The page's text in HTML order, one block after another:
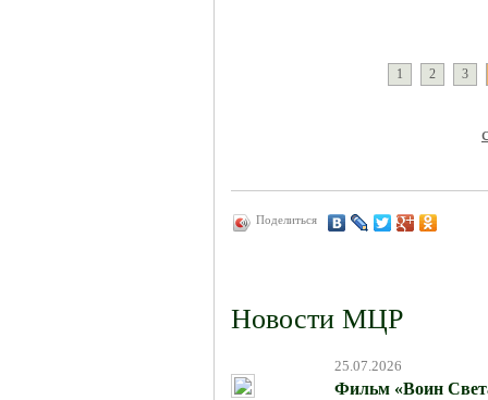
1 2 3
Поделиться
Новости МЦР
25.07.2026
Фильм «Воин